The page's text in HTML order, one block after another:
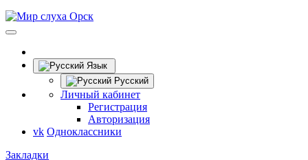
Язык
Русский
Личный кабинет
Регистрация
Авторизация
vk Одноклассники
Закладки